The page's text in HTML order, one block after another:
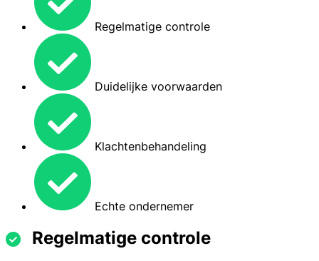
Regelmatige controle
Duidelijke voorwaarden
Klachtenbehandeling
Echte ondernemer
Regelmatige controle